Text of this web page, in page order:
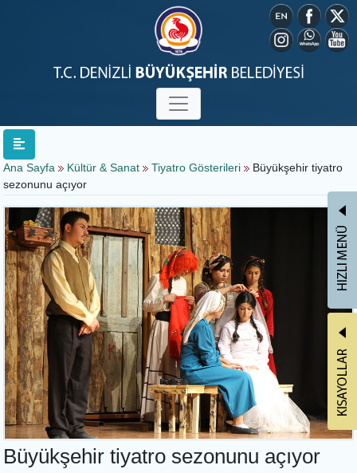
Ana Sayfa Kültür & Sanat Tiyatro Gösterileri
Büyükşehir tiyatro
sezonunu açıyor
Büyükşehir tiyatro sezonunu açıyor